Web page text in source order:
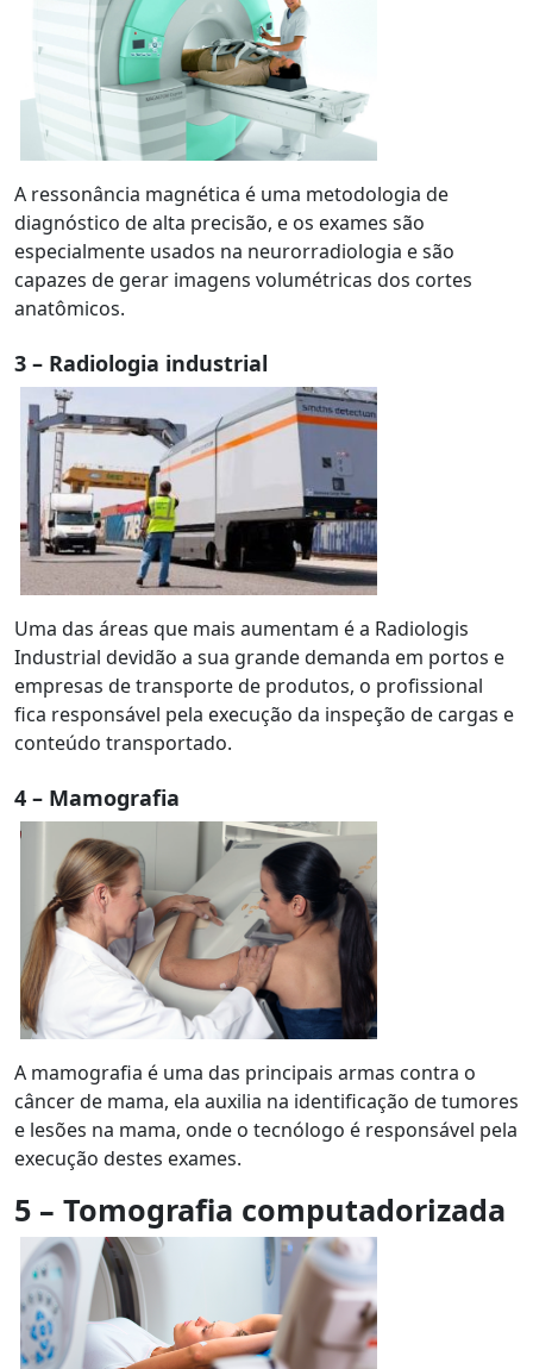
A ressonância magnética é uma metodologia de
diagnóstico de alta precisão, e os exames são
especialmente usados na neurorradiologia e são
capazes de gerar imagens volumétricas dos cortes
anatômicos.
3 – Radiologia industrial
Uma das áreas que mais aumentam é a Radiologis
Industrial devidão a sua grande demanda em portos e
empresas de transporte de produtos, o profissional
fica responsável pela execução da inspeção de cargas e
conteúdo transportado.
4 – Mamografia
A mamografia é uma das principais armas contra o
câncer de mama, ela auxilia na identificação de tumores
e lesões na mama, onde o tecnólogo é responsável pela
execução destes exames.
5 – Tomografia computadorizada